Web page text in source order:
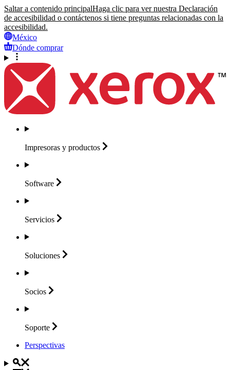
Saltar a contenido principalHaga clic para ver nuestra Declaración
de accesibilidad o contáctenos si tiene preguntas relacionadas con la
accesibilidad.
México
Dónde comprar
Impresoras y productos
Software
Servicios
Soluciones
Socios
Soporte
Perspectivas